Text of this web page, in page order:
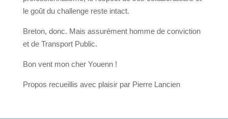
le goût du challenge reste intact.
Breton, donc. Mais assurément homme de conviction
et de Transport Public.
Bon vent mon cher Youenn !
Propos recueillis avec plaisir par Pierre Lancien